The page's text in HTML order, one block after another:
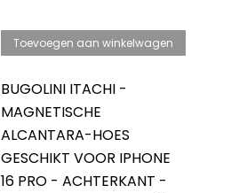
Toevoegen aan winkelwagen
BUGOLINI ITACHI -
MAGNETISCHE
ALCANTARA-HOES
GESCHIKT VOOR IPHONE
16 PRO - ACHTERKANT -